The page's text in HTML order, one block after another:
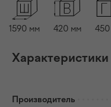
1590 мм 420 мм 450
Характеристики
Производитель